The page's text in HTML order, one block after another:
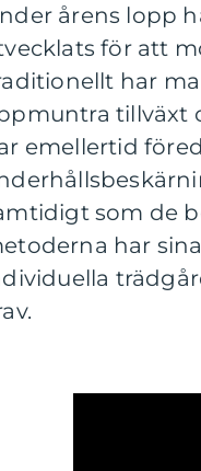
årens lopp
för att
har
tillväxt
emellertid
som de
har